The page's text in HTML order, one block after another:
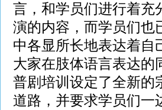
言，和学员们进行着充
演的内容，而学员们也
中各显所长地表达着自
大家在肢体语言表达的
普剧培训设定了全新
道路，并要求学员们一